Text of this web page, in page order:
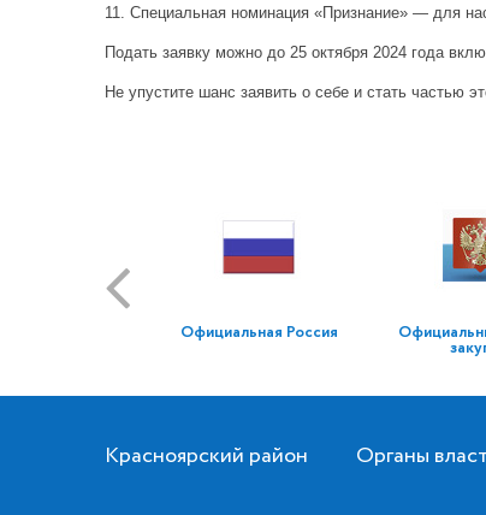
11. Специальная номинация «Признание» — для
Подать заявку можно до 25 октября 2024 года
Не упустите шанс заявить о себе и стать частью
Официальная Россия
Красноярский район Органы